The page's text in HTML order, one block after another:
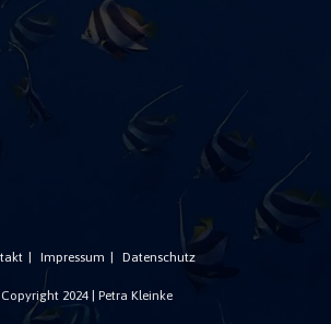
Impressum Datenschutz
Copyright 2024 | Petra Kleinke